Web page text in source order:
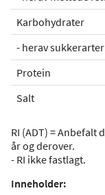
Karbohydrater
- herav sukkerarter
Protein
Salt
RI (ADT) = Anbefalt
år og derover.
- RI ikke fastlagt.
Inneholder: